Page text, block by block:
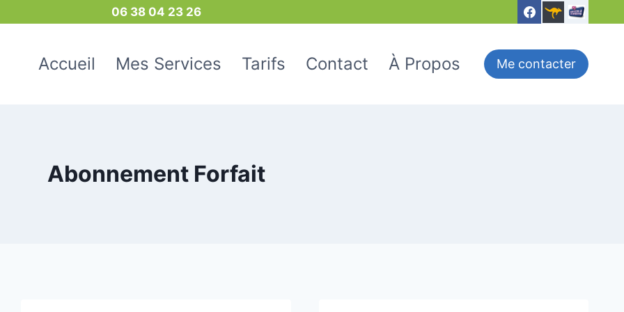
06 38 04 23 26
Accueil Mes Services Tarifs Contact À Propos Me contacter
Abonnement Forfait